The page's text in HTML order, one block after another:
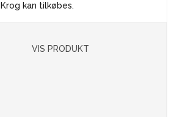
Krog kan tilkøbes.
VIS PRODUKT